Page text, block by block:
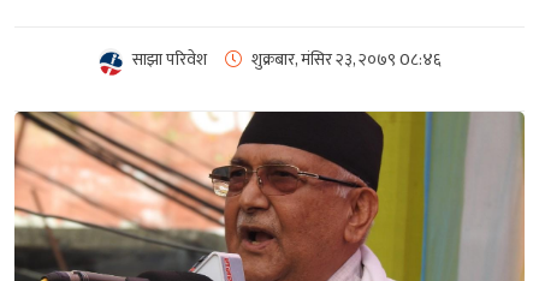
साझा परिवेश शुक्रबार, मंसिर २३, २०७९0८:४६